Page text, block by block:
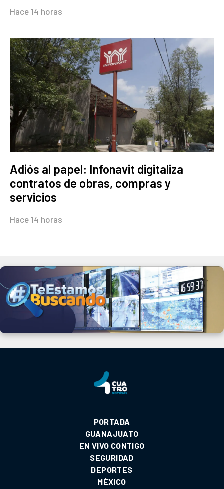
Hace 14 horas
Adiós al papel: Infonavit digitaliza
contratos de obras, compras y
servicios
Hace 14 horas
PORTADA
GUANAJUATO
EN VIVO CONTIGO
SEGURIDAD
DEPORTES
MÉXICO